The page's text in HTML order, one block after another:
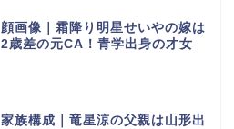
顔画像｜霜降り明星せいやの嫁は
2歳差の元CA！青学出身の才女
家族構成｜竜星涼の父親は山形出